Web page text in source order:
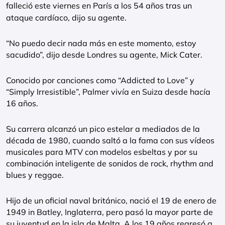
falleció este viernes en París a los 54 años tras un
ataque cardíaco, dijo su agente.
“No puedo decir nada más en este momento, estoy
sacudido”, dijo desde Londres su agente, Mick Cater.
Conocido por canciones como “Addicted to Love” y
“Simply Irresistible”, Palmer vivía en Suiza desde hacía
16 años.
Su carrera alcanzó un pico estelar a mediados de la
década de 1980, cuando saltó a la fama con sus vídeos
musicales para MTV con modelos esbeltas y por su
combinación inteligente de sonidos de rock, rhythm and
blues y reggae.
Hijo de un oficial naval británico, nació el 19 de enero de
1949 in Batley, Inglaterra, pero pasó la mayor parte de